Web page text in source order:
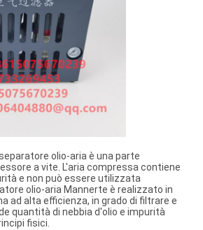
olio-aria è una parte
a vite. L'aria compressa contiene
e non può essere utilizzata
olio-aria Mannerte è realizzato in
ad alta efficienza, in grado di filtrare e
quantità di nebbia d'olio e impurità
fisici.